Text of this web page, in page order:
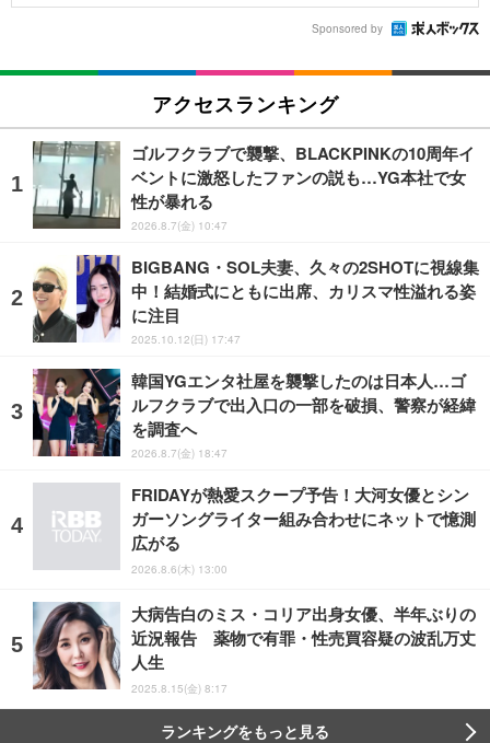
Sponsored by
アクセスランキング
ゴルフクラブで襲撃、BLACKPINKの10周年イ
ベントに激怒したファンの説も…YG本社で女
性が暴れる
2026.8.7(金) 10:47
BIGBANG・SOL夫妻、久々の2SHOTに視線集
中！結婚式にともに出席、カリスマ性溢れる姿
に注目
2025.10.12(日) 17:47
韓国YGエンタ社屋を襲撃したのは日本人…ゴ
ルフクラブで出入口の一部を破損、警察が経緯
を調査へ
2026.8.7(金) 18:47
FRIDAYが熱愛スクープ予告！大河女優とシン
ガーソングライター組み合わせにネットで憶測
広がる
2026.8.6(木) 13:00
大病告白のミス・コリア出身女優、半年ぶりの
近況報告 薬物で有罪・性売買容疑の波乱万丈
人生
2025.8.15(金) 8:17
ランキングをもっと見る